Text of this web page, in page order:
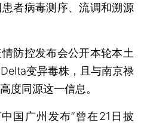
者病毒测序、流调和溯源
控发布会公开本轮本土
变异毒株，且与南京禄
度同源这一信息。
广州发布”曾在21日披